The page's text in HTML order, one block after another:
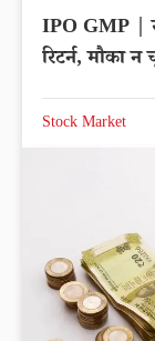
IPO GMP |
रिटर्न, मौका
Stock Market